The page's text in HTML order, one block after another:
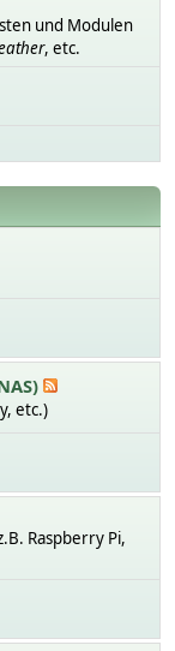
und Modulen
, etc.
etc.)
Raspberry Pi,